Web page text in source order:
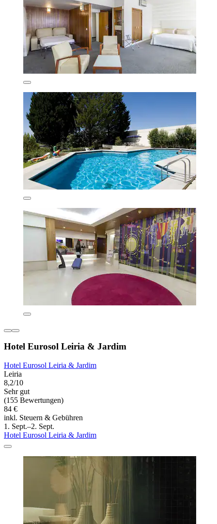
Hotel Eurosol Leiria & Jardim
Hotel Eurosol Leiria & Jardim
Leiria
8,2/10
Sehr gut
(155 Bewertungen)
84 €
inkl. Steuern & Gebühren
1. Sept.–2. Sept.
Hotel Eurosol Leiria & Jardim